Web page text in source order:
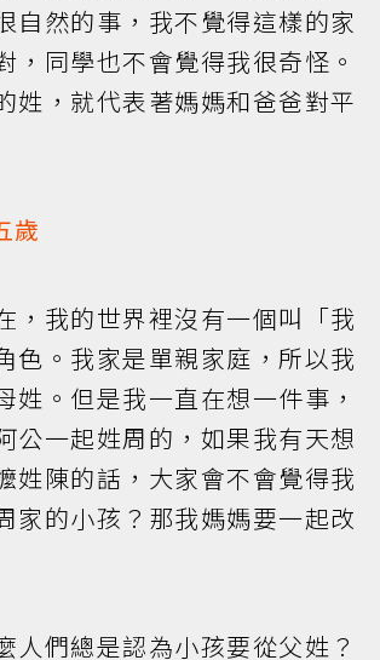
自然的事，我不覺得這樣的家
，同學也不會覺得我很奇怪。
姓，就代表著媽媽和爸爸對平
歲
，我的世界裡沒有一個叫「我
色。我家是單親家庭，所以我
姓。但是我一直在想一件事，
公一起姓周的，如果我有天想
姓陳的話，大家會不會覺得我
家的小孩？那我媽媽要一起改
人們總是認為小孩要從父姓？